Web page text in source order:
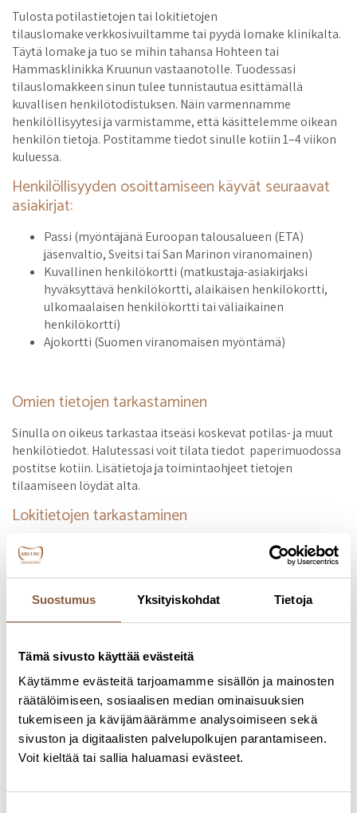
Suostumus Yksityiskohdat Tietoja
Tämä sivusto käyttää evästeitä
Käytämme evästeitä tarjoamamme sisällön ja mainosten
räätälöimiseen, sosiaalisen median ominaisuuksien
tukemiseen ja kävijämäärämme analysoimiseen sekä
sivuston ja digitaalisten palvelupolkujen parantamiseen.
Voit kieltää tai sallia haluamasi evästeet.
Tulosta potilastietojen tai lokitietojen
tilauslomake verkkosivuiltamme tai pyydä lomake klinikalta.
Täytä lomake ja tuo se mihin tahansa Hohteen tai
Hammasklinikka Kruunun vastaanotolle. Tuodessasi
tilauslomakkeen sinun tulee tunnistautua esittämällä
kuvallisen henkilötodistuksen. Näin varmennamme
henkilöllisyytesi ja varmistamme, että käsittelemme oikean
henkilön tietoja. Postitamme tiedot sinulle kotiin 1–4 viikon
kuluessa.
Henkilöllisyyden osoittamiseen käyvät seuraavat
asiakirjat:
Passi (myöntäjänä Euroopan talousalueen (ETA)
jäsenvaltio, Sveitsi tai San Marinon viranomainen)
Kuvallinen henkilökortti (matkustaja-asiakirjaksi
hyväksyttävä henkilökortti, alaikäisen henkilökortti,
ulkomaalaisen henkilökortti tai väliaikainen
henkilökortti)
Ajokortti (Suomen viranomaisen myöntämä)
Omien tietojen tarkastaminen
Sinulla on oikeus tarkastaa itseäsi koskevat potilas- ja muut
henkilötiedot. Halutessasi voit tilata tiedot paperimuodossa
postitse kotiin. Lisätietoja ja toimintaohjeet tietojen
tilaamiseen löydät alta.
Lokitietojen tarkastaminen
Sinulla on oikeus tarkistaa lokitiedot potilastietojen
käsittelystä. Lokitietojen perusteella on nähtävissä, kuka
tietoja on käsitellyt, käsittelyn ajankohta, sekä käsittelyn syy.
Lokitiedot voi tilata kirjallisesti alla olevalla lomakkeella tai
Tuodessasi tilauslomakkeen sinun tulee tunnistautua
esittämällä kuvallisen henkilötodistuksen. Näin
varmennamme henkilöllisyytesi ja varmistamme, että
käsittelemme oikean henkilön tietoja. Postitamme tiedot
sinulle kotiin 1–4 viikon kuluessa. Kansallisen potilastietojen
arkiston osalta lokitiedot ovat nähtävissä kanta.fi
verkkopalvelussa.
Pyydä selvitys tai ilmoita poikkeamasta